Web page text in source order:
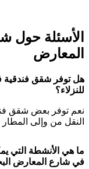
الأسئلة حول
المعارض
هل توفر شقق فندقية
للنزلاء؟
نعم توفر بعض شقق
النقل من وإلى المطار
ما هي الأنشطة التي
في شارع المعارض